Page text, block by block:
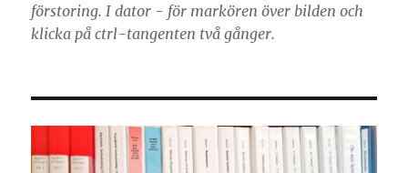
förstoring. I dator - för markören över bilden och
klicka på ctrl-tangenten två gånger.